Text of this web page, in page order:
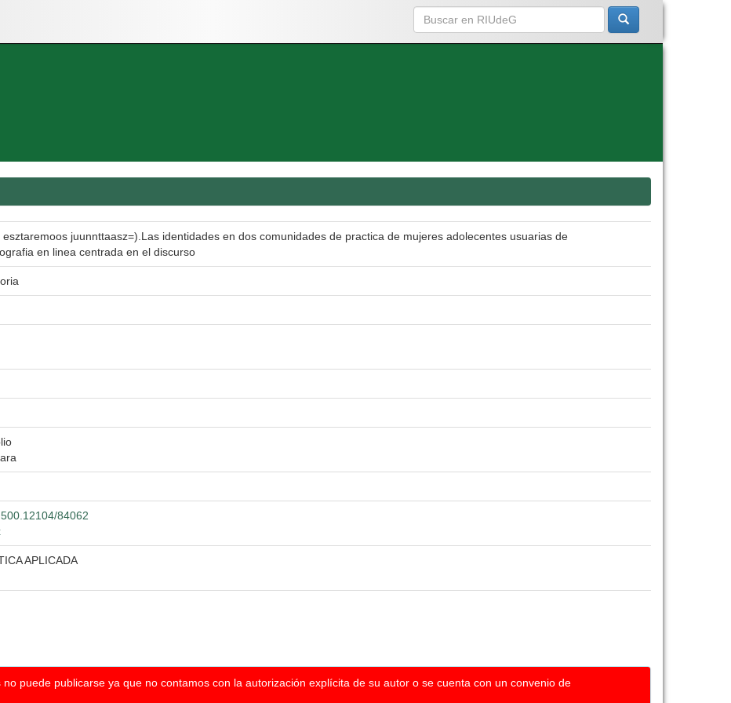
juunnttaasz=).Las identidades en dos comunidades de practica de mujeres adolecentes usuarias de
en linea centrada en el discurso
84062
APLICADA
puede publicarse ya que no contamos con la autorización explícita de su autor o se cuenta con un convenio de